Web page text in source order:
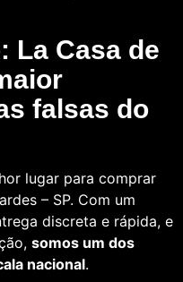
La Casa de
falsas do
lugar para comprar
– SP. Com um
discreta e rápida, e
somos um dos
nacional.